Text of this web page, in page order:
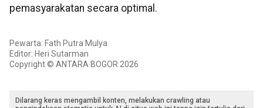
pemasyarakatan secara optimal.
Pewarta: Fath Putra Mulya
Editor: Heri Sutarman
Copyright © ANTARA BOGOR 2026
Dilarang keras mengambil konten, melakukan crawling atau